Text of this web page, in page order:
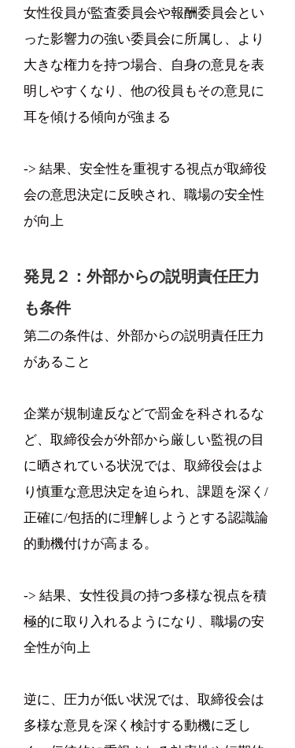
女性役員が監査委員会や報酬委員会とい
った影響力の強い委員会に所属し、より
大きな権力を持つ場合、自身の意見を表
明しやすくなり、他の役員もその意見に
耳を傾ける傾向が強まる
-> 結果、安全性を重視する視点が取締役
会の意思決定に反映され、職場の安全性
が向上
発見２：外部からの説明責任圧力
も条件
第二の条件は、外部からの説明責任圧力
があること
企業が規制違反などで罰金を科されるな
ど、取締役会が外部から厳しい監視の目
に晒されている状況では、取締役会はよ
り慎重な意思決定を迫られ、課題を深く/
正確に/包括的に理解しようとする認識論
的動機付けが高まる。
-> 結果、女性役員の持つ多様な視点を積
極的に取り入れるようになり、職場の安
全性が向上
逆に、圧力が低い状況では、取締役会は
多様な意見を深く検討する動機に乏し